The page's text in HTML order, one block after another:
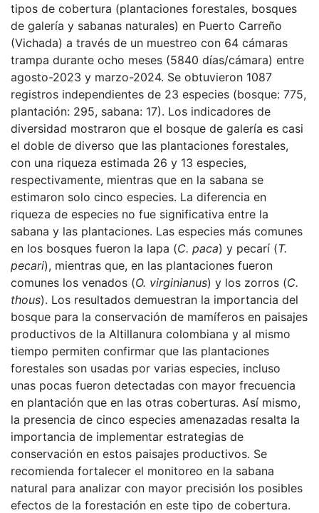
tipos de cobertura (plantaciones forestales, bosques
de galería y sabanas naturales) en Puerto Carreño
(Vichada) a través de un muestreo con 64 cámaras
trampa durante ocho meses (5840 días/cámara) entre
agosto-2023 y marzo-2024. Se obtuvieron 1087
registros independientes de 23 especies (bosque: 775,
plantación: 295, sabana: 17). Los indicadores de
diversidad mostraron que el bosque de galería es casi
el doble de diverso que las plantaciones forestales,
con una riqueza estimada 26 y 13 especies,
respectivamente, mientras que en la sabana se
estimaron solo cinco especies. La diferencia en
riqueza de especies no fue significativa entre la
sabana y las plantaciones. Las especies más comunes
en los bosques fueron la lapa (C. paca) y pecarí (T.
pecari), mientras que, en las plantaciones fueron
comunes los venados (O. virginianus) y los zorros (C.
thous). Los resultados demuestran la importancia del
bosque para la conservación de mamíferos en paisajes
productivos de la Altillanura colombiana y al mismo
tiempo permiten confirmar que las plantaciones
forestales son usadas por varias especies, incluso
unas pocas fueron detectadas con mayor frecuencia
en plantación que en las otras coberturas. Así mismo,
la presencia de cinco especies amenazadas resalta la
importancia de implementar estrategias de
conservación en estos paisajes productivos. Se
recomienda fortalecer el monitoreo en la sabana
natural para analizar con mayor precisión los posibles
efectos de la forestación en este tipo de cobertura.